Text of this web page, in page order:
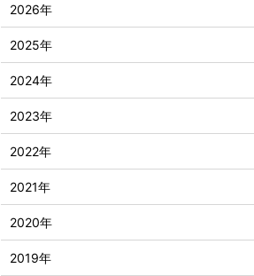
2026年
2025年
2024年
2023年
2022年
2021年
2020年
2019年